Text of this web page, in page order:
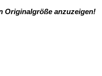
Originalgröße anzuzeigen!